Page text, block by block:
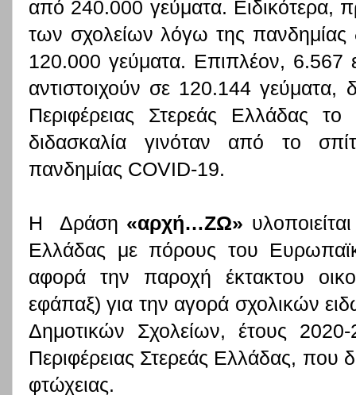
από 240.000 γεύματα. Ειδικότερα,
των σχολείων λόγω της πανδημίας
120.000 γεύματα. Επιπλέον, 6.567
αντιστοιχούν σε 120.144 γεύματα,
Περιφέρειας Στερεάς Ελλάδας
διδασκαλία γινόταν από το
πανδημίας COVID-19.
Η Δράση «αρχή…ΖΩ»
Ελλάδας με πόρους του
αφορά την παροχή έκτακτου
εφάπαξ) για την αγορά σχολικών
Δημοτικών Σχολείων, έτους
Περιφέρειας Στερεάς Ελλάδας, που
φτώχειας.